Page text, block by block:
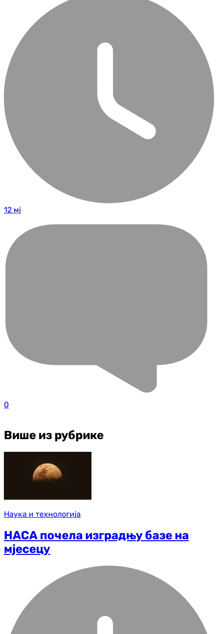
12 мј
0
Више из рубрике
Наука и технологија
НАСА почела изградњу базе на
мјесецу